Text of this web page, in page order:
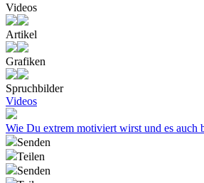
Videos
Artikel
Grafiken
Spruchbilder
Videos
Wie Du extrem motiviert wirst und es auch
Senden
Teilen
Senden